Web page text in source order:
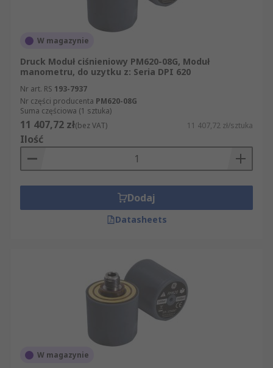
W magazynie
Druck Moduł ciśnieniowy PM620-08G, Moduł
manometru, do uzytku z: Seria DPI 620
Nr art. RS 193-7937
Nr części producenta PM620-08G
Suma częściowa (1 sztuka)
11 407,72 zł(bez VAT) 11 407,72 zł/sztuka
Ilość
Dodaj
Datasheets
W magazynie